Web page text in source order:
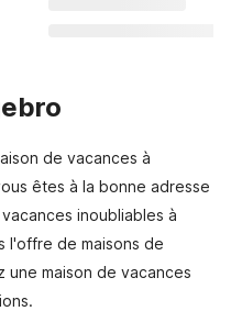
de vacances à
êtes à la bonne adresse
inoubliables à
l'offre de maisons de
une maison de vacances